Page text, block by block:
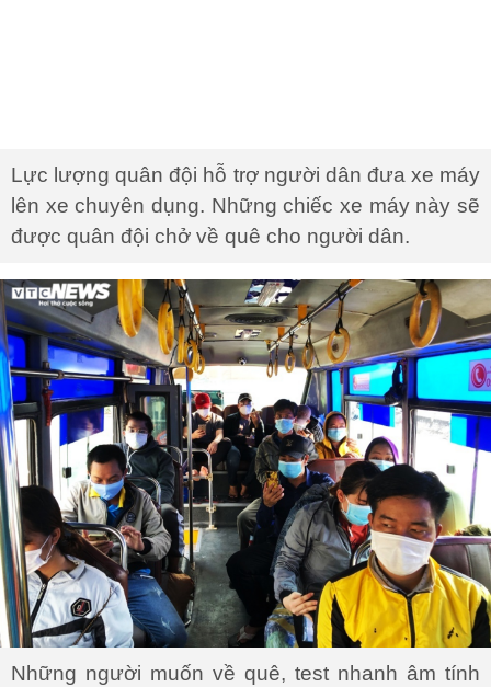
Những người muốn về quê, test nhanh âm tính
được sắp xếp lên xe khách theo từng đoàn của
từng tỉnh.